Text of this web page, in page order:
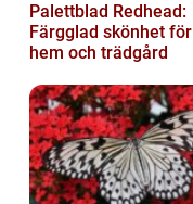
Palettblad Redhead:
Färgglad skönhet
hem och trädgård